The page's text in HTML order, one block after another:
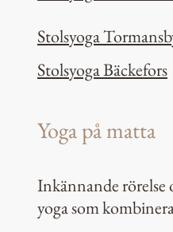
Yoga på matta
Inkännande rörelse
yoga som
Stolsyoga
Stolsyoga Bäckefors